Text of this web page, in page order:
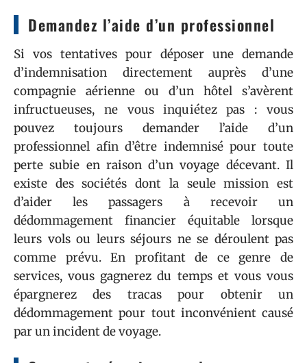
Demandez l’aide d’un professionnel
Si vos tentatives pour déposer une demande
d’indemnisation directement auprès d’une
compagnie aérienne ou d’un hôtel s’avèrent
infructueuses, ne vous inquiétez pas : vous
pouvez toujours demander l’aide d’un
professionnel afin d’être indemnisé pour toute
perte subie en raison d’un voyage décevant. Il
existe des sociétés dont la seule mission est
d’aider les passagers à recevoir un
dédommagement financier équitable lorsque
leurs vols ou leurs séjours ne se déroulent pas
comme prévu. En profitant de ce genre de
services, vous gagnerez du temps et vous vous
épargnerez des tracas pour obtenir un
dédommagement pour tout inconvénient causé
par un incident de voyage.